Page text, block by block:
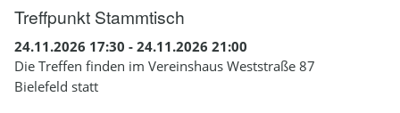
Treffpunkt Stammtisch
24.11.2026 17:30 - 24.11.2026 21:00
Die Treffen finden im Vereinshaus Weststraße 87
Bielefeld statt